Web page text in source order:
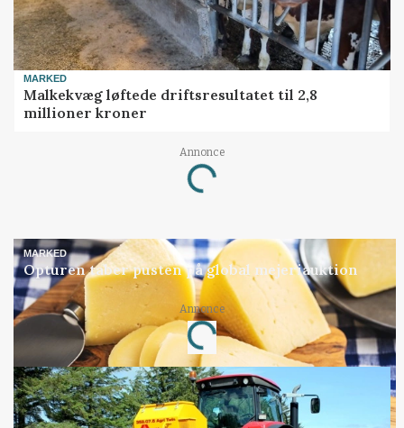
MARKED
Malkekvæg løftede driftsresultatet til 2,8
millioner kroner
Annonce
Loading...
MARKED
Opturen taber pusten på global mejeriauktion
Annonce
Loading...